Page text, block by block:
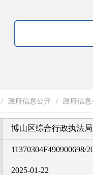
/ 政府信息公开 / 政府信
博山区综合行政执法
11370304F490900698/
2025-01-22